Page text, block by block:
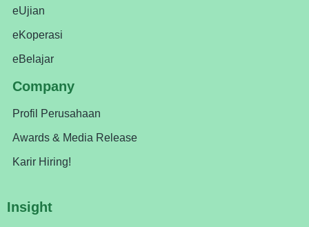
eUjian
eKoperasi
eBelajar
Company
Profil Perusahaan
Awards & Media Release
Karir Hiring!
Insight